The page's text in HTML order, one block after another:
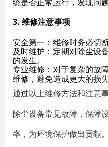
3. 维修注意事项
安全第一 ：维修时务必切
及时维护 ：定期对除尘设
的发生。
专业维修 ：对于复杂的故
维修，避免造成更大的损失
通过以上维修方法和注意
除尘设备常见故障，保障
率，为环境保护做出贡献。